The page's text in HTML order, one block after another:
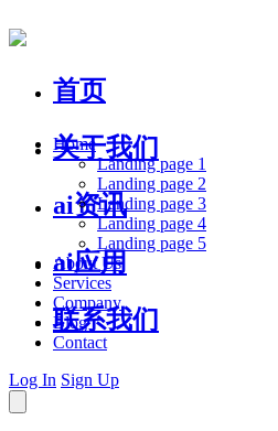
首页
关于我们
ai资讯
ai应用
联系我们
Home
Landing page 1
Landing page 2
Landing page 3
Landing page 4
Landing page 5
About Us
Services
Company
Blog
Contact
Log In Sign Up